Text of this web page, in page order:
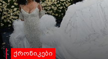
ქრონიკები